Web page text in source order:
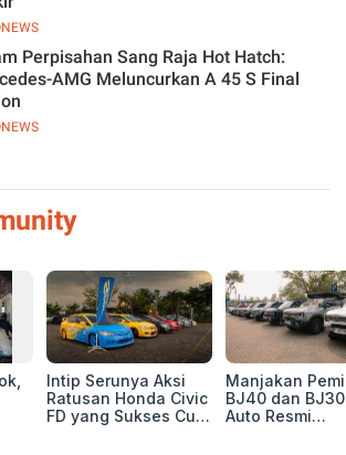
Perpisahan Sang Raja Hot Hatch:
AMG Meluncurkan A 45 S Final
Intip Serunya Aksi
Ratusan Honda Civic
FD yang Sukses Curi
Manjakan
BJ40 dan
Auto Resmi